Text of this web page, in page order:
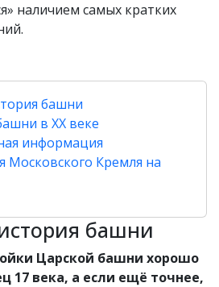
наличием самых кратких
башни
в XX веке
информация
Московского Кремля на
башни
Царской башни хорошо
17 века, а если ещё точнее,